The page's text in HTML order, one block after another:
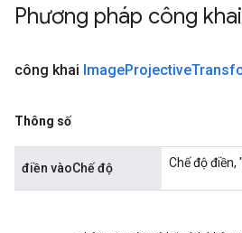
Phương pháp công khai
công khai ImageProjective
Thông số
điền vàoChế độ Chế độ điền,